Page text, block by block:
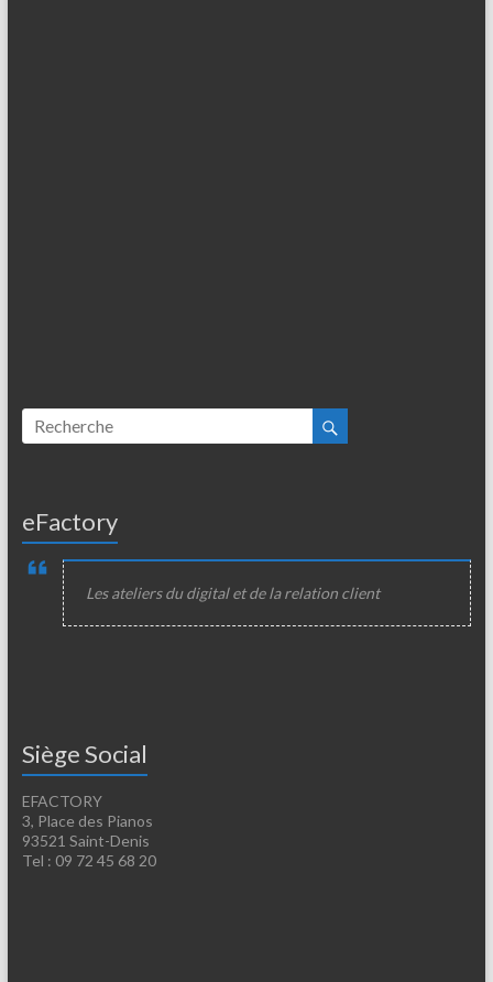
eFactory
Les ateliers du digital et de la relation client
Siège Social
EFACTORY
3, Place des Pianos
93521 Saint-Denis
Tel : 09 72 45 68 20